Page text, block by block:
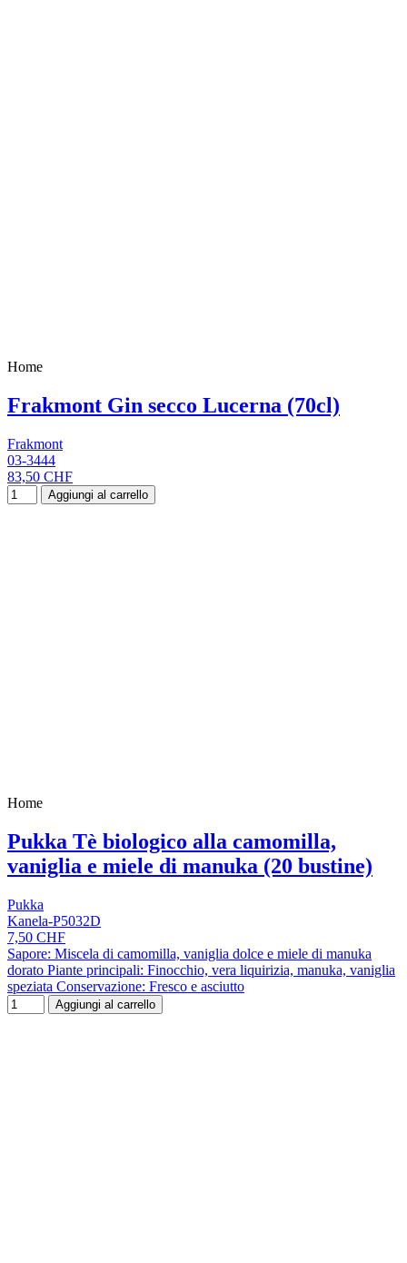
Home
Frakmont Gin secco Lucerna (70cl)
Frakmont
03-3444
83,50 CHF
Aggiungi al carrello
Home
Pukka Tè biologico alla camomilla,
vaniglia e miele di manuka (20 bustine)
Pukka
Kanela-P5032D
7,50 CHF
Sapore: Miscela di camomilla, vaniglia dolce e miele di manuka
dorato Piante principali: Finocchio, vera liquirizia, manuka, vaniglia
speziata Conservazione: Fresco e asciutto
Aggiungi al carrello